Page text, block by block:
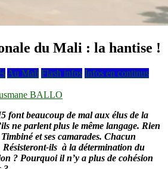
du Mali : la hantise !
Au Mali Flash infos Infos en continus
BALLO
font beaucoup de mal aux élus de la
ne parlent plus le même langage. Rien
et ses camarades. Chacun
Résisteront-ils à la détermination du
? Pourquoi il n’y a plus de cohésion